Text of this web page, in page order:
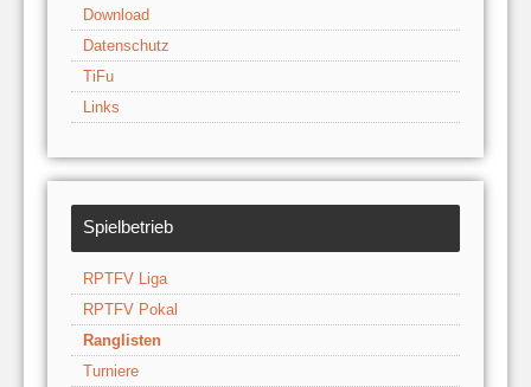
Download
Datenschutz
TiFu
Links
Spielbetrieb
RPTFV Liga
RPTFV Pokal
Ranglisten
Turniere